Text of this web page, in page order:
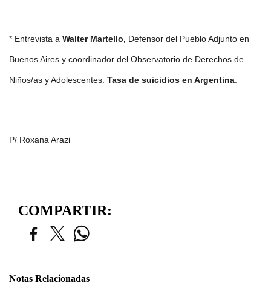
* Entrevista a Walter Martello, Defensor del Pueblo Adjunto en
Buenos Aires y coordinador del Observatorio de Derechos de
Niños/as y Adolescentes. Tasa de suicidios en Argentina.
P/ Roxana Arazi
COMPARTIR:
Notas Relacionadas